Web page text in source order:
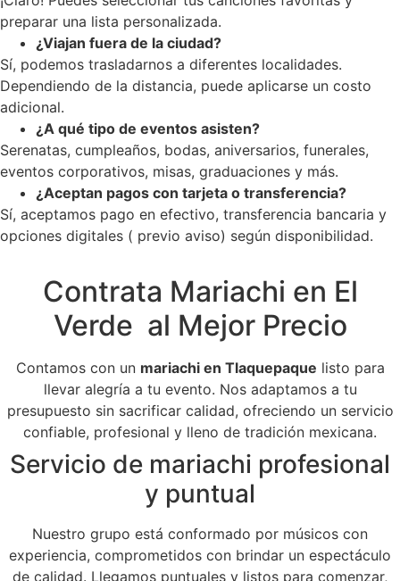
preparar una lista personalizada.
¿Viajan fuera de la ciudad?
Sí, podemos trasladarnos a diferentes localidades.
Dependiendo de la distancia, puede aplicarse un costo
adicional.
¿A qué tipo de eventos asisten?
Serenatas, cumpleaños, bodas, aniversarios, funerales,
eventos corporativos, misas, graduaciones y más.
¿Aceptan pagos con tarjeta o transferencia?
Sí, aceptamos pago en efectivo, transferencia bancaria y
opciones digitales ( previo aviso) según disponibilidad.
Contrata Mariachi en El
Verde al Mejor Precio
Contamos con un mariachi en Tlaquepaque listo para
llevar alegría a tu evento. Nos adaptamos a tu
presupuesto sin sacrificar calidad, ofreciendo un servicio
confiable, profesional y lleno de tradición mexicana.
Servicio de mariachi profesional
y puntual
Nuestro grupo está conformado por músicos con
experiencia, comprometidos con brindar un espectáculo
de calidad. Llegamos puntuales y listos para comenzar,